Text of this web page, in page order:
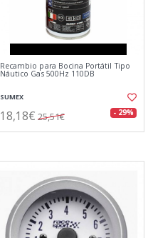
Recambio para Bocina Portátil Tipo
Náutico Gas 500Hz 110DB
SUMEX
18,18€ 25,51€ - 29%